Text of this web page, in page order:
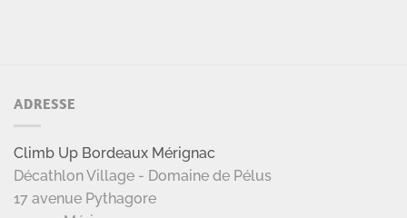
ADRESSE
Climb Up Bordeaux Mérignac
Décathlon Village - Domaine de Pélus
17 avenue Pythagore